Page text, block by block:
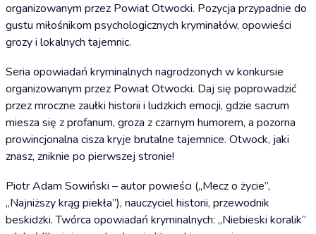
organizowanym przez Powiat Otwocki. Pozycja przypadnie do
gustu miłośnikom psychologicznych kryminałów, opowieści
grozy i lokalnych tajemnic.
Seria opowiadań kryminalnych nagrodzonych w konkursie
organizowanym przez Powiat Otwocki. Daj się poprowadzić
przez mroczne zaułki historii i ludzkich emocji, gdzie sacrum
miesza się z profanum, groza z czarnym humorem, a pozorna
prowincjonalna cisza kryje brutalne tajemnice. Otwock, jaki
znasz, zniknie po pierwszej stronie!
Piotr Adam Sowiński – autor powieści („Mecz o życie”,
„Najniższy krąg piekła”), nauczyciel historii, przewodnik
beskidzki. Twórca opowiadań kryminalnych: „Niebieski koralik”